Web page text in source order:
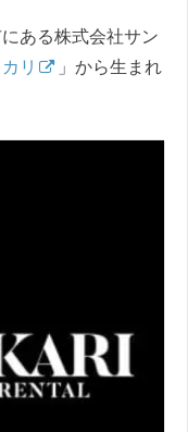
ある株式会社サン
リ
」から生まれ